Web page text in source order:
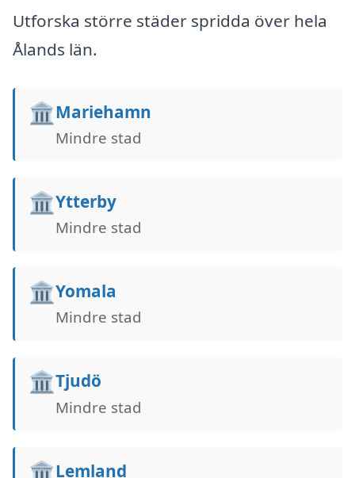
Utforska större städer spridda över hela
Ålands län.
🏛️Mariehamn
Mindre stad
🏛️Ytterby
Mindre stad
🏛️Yomala
Mindre stad
🏛️Tjudö
Mindre stad
🏛️Lemland